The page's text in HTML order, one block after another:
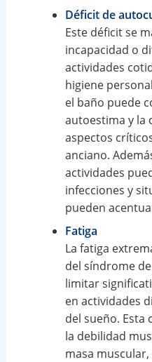
Déficit de
Este déficit se
incapacidad o
actividades
higiene
el baño puede
autoestima y la
aspectos
anciano.
actividades
infecciones y
pueden
Fatiga
La fatiga
del síndrome
limitar
en actividades
del sueño. Esta
la debilidad
masa